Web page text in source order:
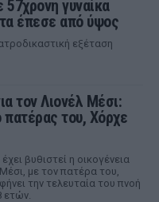
γυναίκα
έπεσε από ύψος
εξέταση
τον Λιονέλ Μέσι:
πατέρας του, Χόρχε
βυθιστεί η οικογένεια
με τον πατέρα του,
την τελευταία του πνοή
ετών.